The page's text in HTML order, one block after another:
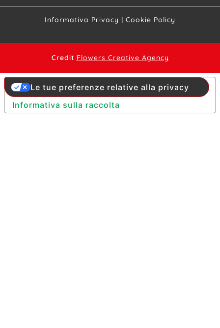
Informativa Privacy | Cookie Policy
Credit Flowers Creative Agency
Informativa sulla raccolta
Le tue preferenze relative alla privacy